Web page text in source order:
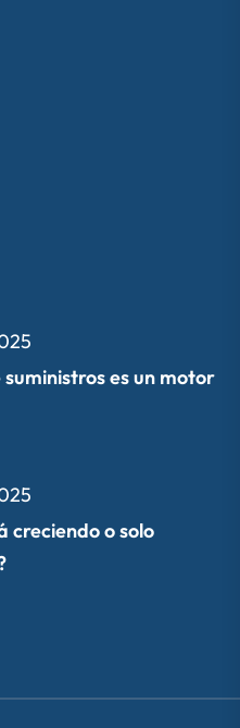
suministros es un motor
creciendo o solo